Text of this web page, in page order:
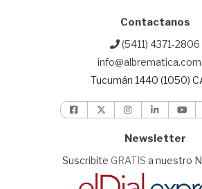
Contactanos
(5411) 4371-2806
Tucumán 1440 (1050)
Newsletter
Suscribite GRATIS a nuestro